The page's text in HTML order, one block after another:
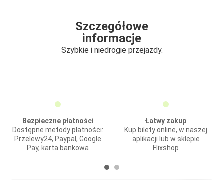
Szczegółowe
informacje
Szybkie i niedrogie przejazdy.
Bezpieczne płatności
Dostępne metody płatności:
Przelewy24, Paypal, Google
Pay, karta bankowa
Łatwy zakup
Kup bilety online, w naszej
aplikacji lub w sklepie
Flixshop